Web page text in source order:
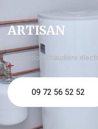
ARTISAN
Installation chaudière
09 72 56 52 52